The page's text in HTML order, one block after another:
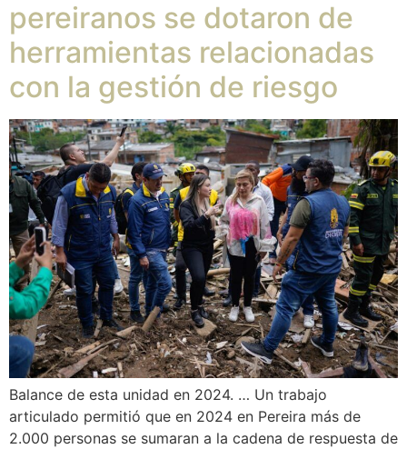
pereiranos se dotaron de
herramientas relacionadas
con la gestión de riesgo
Balance de esta unidad en 2024. … Un trabajo
articulado permitió que en 2024 en Pereira más de
2.000 personas se sumaran a la cadena de respuesta de